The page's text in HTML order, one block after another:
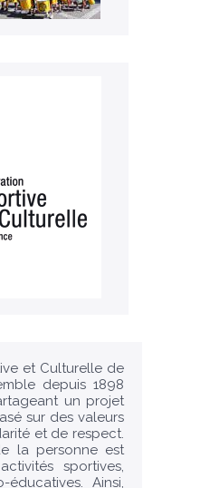
et Culturelle de
depuis 1898
un projet
sur des valeurs
et de respect.
la personne est
sportives,
Ainsi,